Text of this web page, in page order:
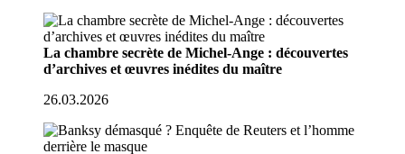
La chambre secrète de Michel-Ange : découvertes
d’archives et œuvres inédites du maître
26.03.2026